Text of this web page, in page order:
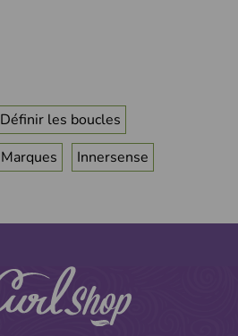
Définir les boucles
Marques Innersense